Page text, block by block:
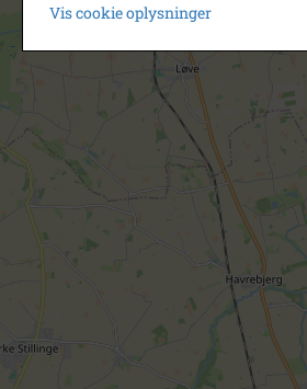
Vis cookie oplysninger